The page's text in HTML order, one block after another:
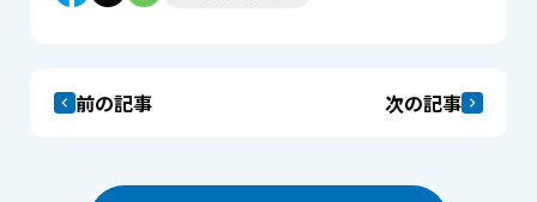
前の記事 次の記事